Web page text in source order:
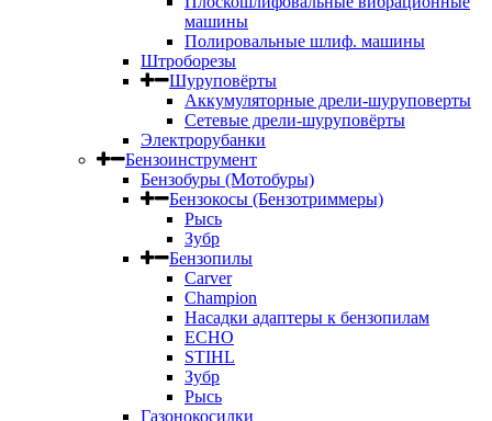
машины
Полировальные шлиф. машины
Штроборезы
Шуруповёрты
Аккумуляторные дрели-шуруповерты
Сетевые дрели-шуруповёрты
Электрорубанки
Бензоинструмент
Бензобуры (Мотобуры)
Бензокосы (Бензотриммеры)
Рысь
Зубр
Бензопилы
Carver
Champion
Насадки адаптеры к бензопилам
ECHO
STIHL
Зубр
Рысь
Газонокосилки